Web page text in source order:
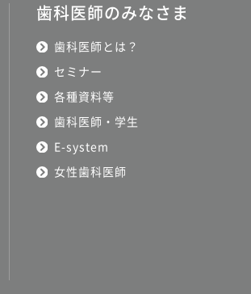
歯科医師のみなさま
歯科医師とは？
セミナー
各種資料等
歯科医師・学生
E-system
女性歯科医師